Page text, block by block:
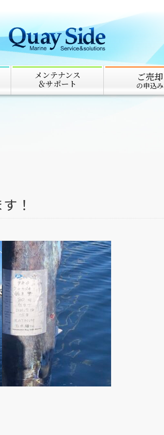
メンテナンス
＆サポート
ご売却
の申込み
！